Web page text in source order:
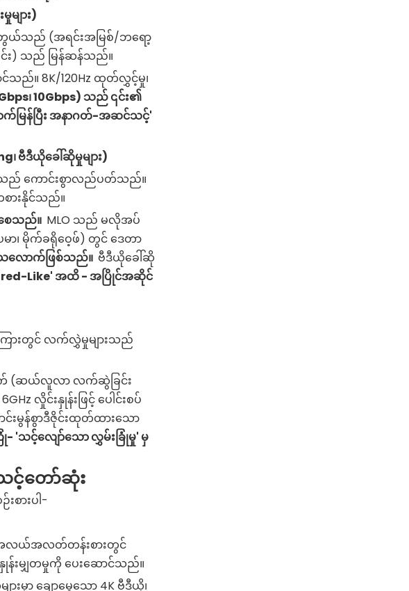
များ)
တွယ်သည် (အရင်းအမြစ်/ဘရော့
ြင်း) သည် မြန်ဆန်သည်။
သည်။ 8K/120Hz ထုတ်လွှင့်မှု၊
၊ 10Gbps) သည် ၎င်း၏
ြန်ပြီး အနာဂတ်-အဆင်သင့်'
၊ ဗီဒီယိုခေါ်ဆိုမှုများ)
စုသည် ကောင်းစွာလည်ပတ်သည်။
စားနိုင်သည်။
ေသည်။ MLO သည် မလိုအပ်
ာ၊ မိုက်ခရိုဝေ့ဖ်) တွင် ဒေတာ
သလောက်ဖြစ်သည်။ ဗီဒီယိုခေါ်ဆို
Like' အထိ - အပြိုင်အဆိုင်
ကြားတွင် လက်လွှဲမှုများသည်
(ဆယ်လူလာ လက်ဆွဲခြင်း
လှိုင်းနှုန်းဖြင့် ပေါင်းစပ်
းမွန်စွာဒီဇိုင်းထုတ်ထားသော
'သင့်လျော်သော လွှမ်းခြုံမှု' မှ
င့်တော်ဆုံး
ားပါ-
အလယ်အလတ်တန်းစားတွင်
န်းမျှတမှုကို ပေးဆောင်သည်။
မှာ ချောမွေ့သော 4K ဗီဒီယို၊